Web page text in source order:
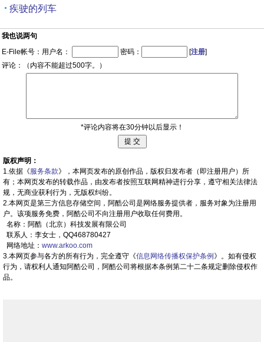
疾驶的列车
我也说两句
E-File帐号：用户名：
密码： [注册]
评论：（内容不能超过500字。）
*评论内容将在30分钟以后显示！
版权声明：
1.依据《服务条款》，本网页发布的原创作品，版权归发布者（即注册用户）所
有；本网页发布的转载作品，由发布者按照互联网精神进行分享，遵守相关法律法
规，无商业获利行为，无版权纠纷。
2.本网页是第三方信息存储空间，阿酷公司是网络服务提供者，服务对象为注册用
户。该项服务免费，阿酷公司不向注册用户收取任何费用。
名称：阿酷（北京）科技发展有限公司
联系人：李女士，QQ468780427
网络地址： www.arkoo.com
3.本网页参与各方的所有行为，完全遵守《信息网络传播权保护条例 》。如有侵权
行为，请权利人通知阿酷公司，阿酷公司将根据本条例第二十二条规定删除侵权作
品。